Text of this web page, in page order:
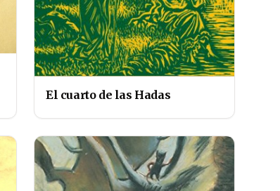
El cuarto de las Hadas